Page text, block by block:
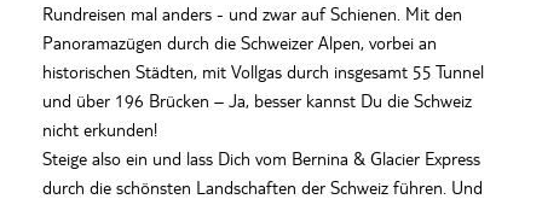
Rundreisen mal anders - und zwar auf Schienen. Mit den
Panoramazügen durch die Schweizer Alpen, vorbei an
historischen Städten, mit Vollgas durch insgesamt 55 Tunnel
und über 196 Brücken – Ja, besser kannst Du die Schweiz
nicht erkunden!
Steige also ein und lass Dich vom Bernina & Glacier Express
durch die schönsten Landschaften der Schweiz führen. Und